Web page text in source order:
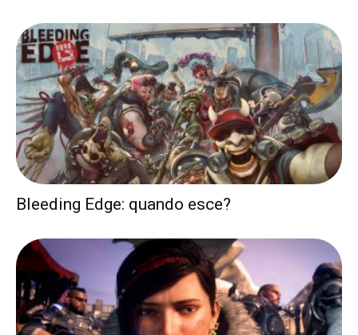
Bleeding Edge: quando esce?